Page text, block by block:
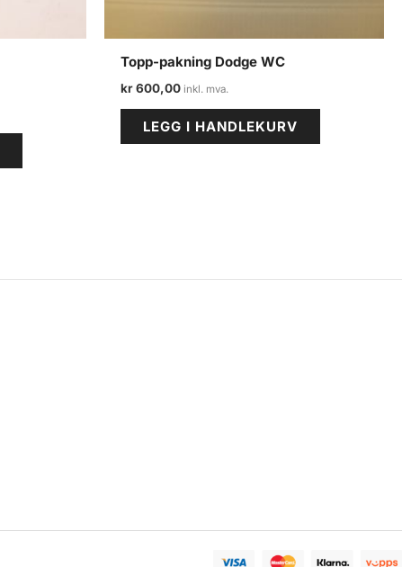
Topp-pakning Dodge WC
kr600,00
LEGG I HANDLEKURV